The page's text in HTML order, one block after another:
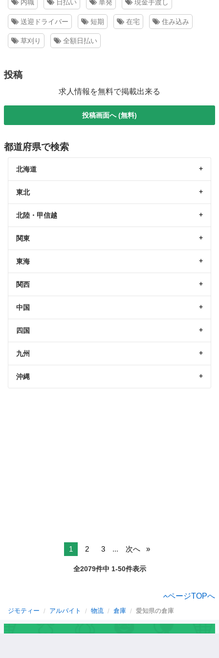
内職 日払い 単発 現金手渡し
送迎ドライバー 短期 在宅 住み込み
草刈り 全額日払い
投稿
求人情報を無料で掲載出来る
投稿画面へ (無料)
都道府県で検索
北海道
東北
北陸・甲信越
関東
東海
関西
中国
四国
九州
沖縄
1 2 3 ... 次へ
全2079件中 1-50件表示
ページTOPへ
ジモティー アルバイト 物流 倉庫 愛知県の倉庫